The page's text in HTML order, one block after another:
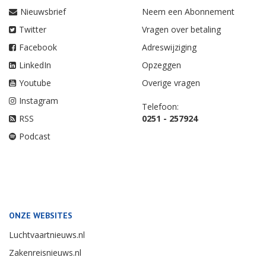
Nieuwsbrief
Twitter
Facebook
LinkedIn
Youtube
Instagram
RSS
Podcast
Neem een Abonnement
Vragen over betaling
Adreswijziging
Opzeggen
Overige vragen
Telefoon:
0251 - 257924
ONZE WEBSITES
Luchtvaartnieuws.nl
Zakenreisnieuws.nl